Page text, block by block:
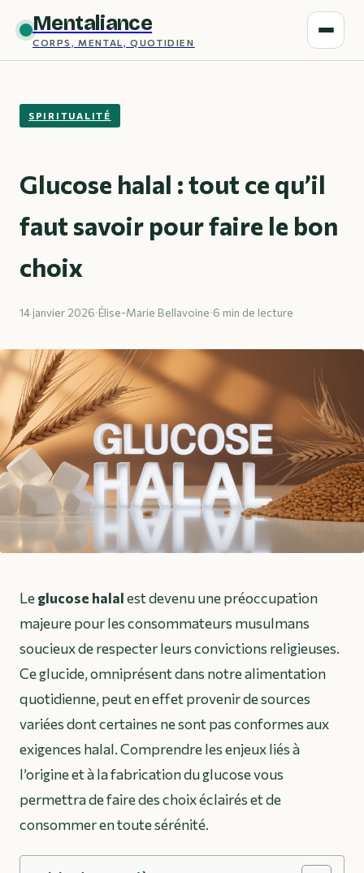
Mentaliance
CORPS, MENTAL, QUOTIDIEN
SPIRITUALITÉ
Glucose halal : tout ce qu’il
faut savoir pour faire le bon
choix
14 janvier 2026·Élise-Marie Bellavoine·6 min de lecture
Leglucose halalest devenu une préoccupation
majeure pour les consommateurs musulmans
soucieux de respecter leurs convictions religieuses.
Ce glucide, omniprésent dans notre alimentation
quotidienne, peut en effet provenir de sources
variées dont certaines ne sont pas conformes aux
exigences halal. Comprendre les enjeux liés à
l’origine et à la fabrication du glucose vous
permettra de faire des choix éclairés et de
consommer en toute sérénité.